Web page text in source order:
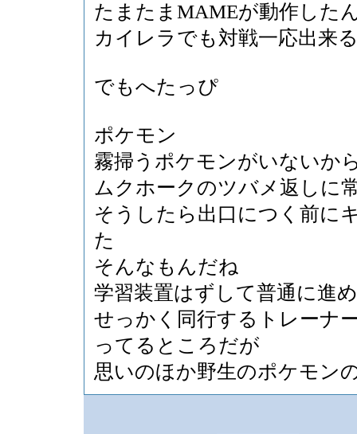
たまたまMAMEが動作した
カイレラでも対戦一応出来
でもへたっぴ
ポケモン
霧掃うポケモンがいないか
ムクホークのツバメ返しに
そうしたら出口につく前に
た
そんなもんだね
学習装置はずして普通に進
せっかく同行するトレーナ
ってるところだが
思いのほか野生のポケモン